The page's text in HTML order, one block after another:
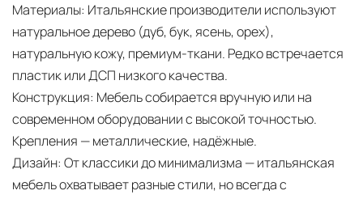
Материалы: Итальянские производители используют
натуральное дерево (дуб, бук, ясень, орех),
натуральную кожу, премиум-ткани. Редко встречается
пластик или ДСП низкого качества.
Конструкция: Мебель собирается вручную или на
современном оборудовании с высокой точностью.
Крепления — металлические, надёжные.
Дизайн: От классики до минимализма — итальянская
мебель охватывает разные стили, но всегда с